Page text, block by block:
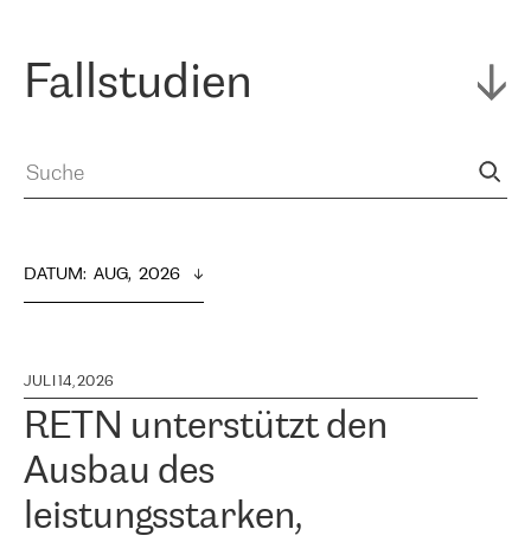
Fallstudien
DATUM: AUG,  2026
JULI 14, 2026
RETN unterstützt den
Ausbau des
leistungsstarken,